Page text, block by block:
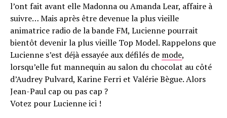
l’ont fait avant elle Madonna ou Amanda Lear, affaire à
suivre… Mais après être devenue la plus vieille
animatrice radio de la bande FM, Lucienne pourrait
bientôt devenir la plus vieille Top Model. Rappelons que
Lucienne s’est déjà essayée aux défilés de mode,
lorsqu’elle fut mannequin au salon du chocolat au côté
d’Audrey Pulvard, Karine Ferri et Valérie Bègue. Alors
Jean-Paul cap ou pas cap ?
Votez pour Lucienne ici !